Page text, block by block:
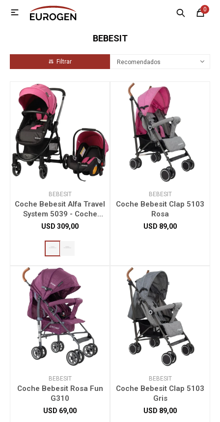
0

BEBESIT
Recomendados
BEBESIT
Coche Bebesit Alfa Travel
System 5039 - Coche
Bebesit Alfa Travel
USD 309,00
BEBESIT
Coche Bebesit Clap 5103
Rosa
USD 89,00
BEBESIT
Coche Bebesit Rosa Fun
G310
USD 69,00
BEBESIT
Coche Bebesit Clap 5103
Gris
USD 89,00
MI CUENTA
Contacto
Tecnología
Climatización
Bicicletas
Herramientas
Bebés
Otros
Contacto
Locales